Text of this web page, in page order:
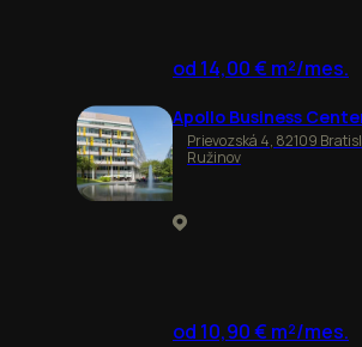
od 14,00 € m²/mes.
Apollo Business
Prievozská 4, 82109
Ružinov
od 10,90 € m²/mes.